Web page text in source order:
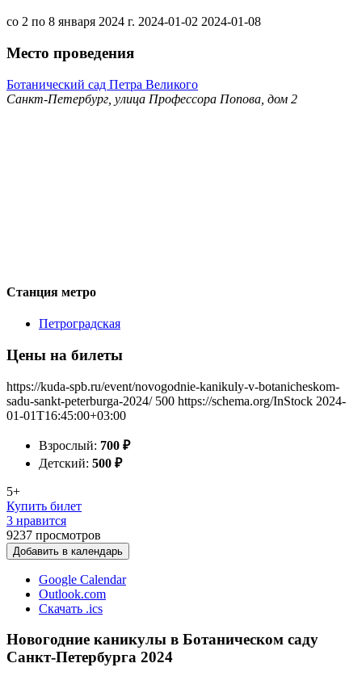
со 2 по 8 января 2024 г. 2024-01-02 2024-01-08
Место проведения
Ботанический сад Петра Великого
Санкт-Петербург, улица Профессора Попова, дом 2
Станция метро
Петроградская
Цены на билеты
https://kuda-spb.ru/event/novogodnie-kanikuly-v-botanicheskom-
sadu-sankt-peterburga-2024/ 500 https://schema.org/InStock 2024-
01-01T16:45:00+03:00
Взрослый: 700 ₽
Детский: 500 ₽
5+
Купить билет
3 нравится
9237 просмотров
Добавить в календарь
Google Calendar
Outlook.com
Скачать .ics
Новогодние каникулы в Ботаническом саду
Санкт-Петербурга 2024